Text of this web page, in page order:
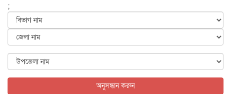
জুলাইয়ের কৃতিত্ব নেওয়ার জন্য সবাই প্রতিযোগিতায় নেমেছে :
৬ আগস্ট, ২০২৬
৬ আগস্ট, ২০২৬
;
অনুসন্ধান করুন